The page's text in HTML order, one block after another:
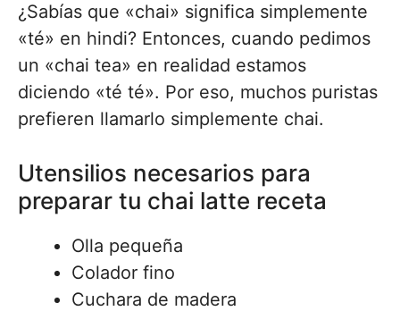
¿Sabías que «chai» significa simplemente
«té» en hindi? Entonces, cuando pedimos
un «chai tea» en realidad estamos
diciendo «té té». Por eso, muchos puristas
prefieren llamarlo simplemente chai.
Utensilios necesarios para
preparar tu chai latte receta
Olla pequeña
Colador fino
Cuchara de madera